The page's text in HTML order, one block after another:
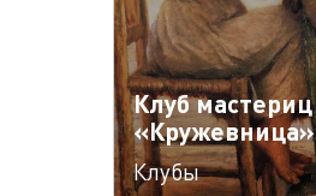
Клуб мастериц
«Кружевница»
Клубы